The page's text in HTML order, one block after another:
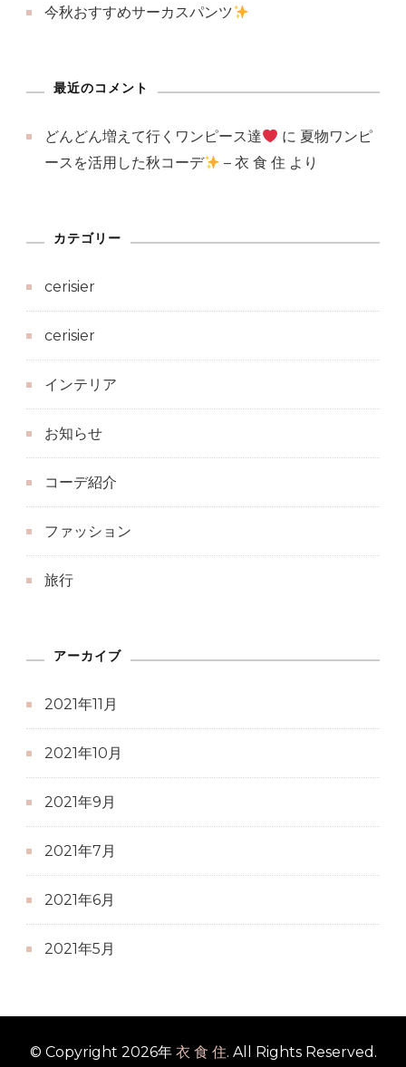
ー
へ
今秋おすすめサーカスパンツ
最近のコメント
どんどん増えて行くワンピース達 に 夏物ワンピ
ースを活用した秋コーデ
– 衣 食 住 より
カテゴリー
cerisier
cerisier
インテリア
お知らせ
コーデ紹介
ファッション
旅行
アーカイブ
2021年11月
2021年10月
2021年9月
2021年7月
2021年6月
2021年5月
© Copyright 2026年 衣 食 住. All Rights Reserved.